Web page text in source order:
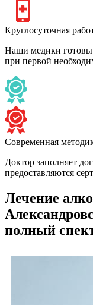
Круглосуточная
Наши медики готовы
при первой
Современная
Доктор заполняет
предоставляются
Лечение
полный